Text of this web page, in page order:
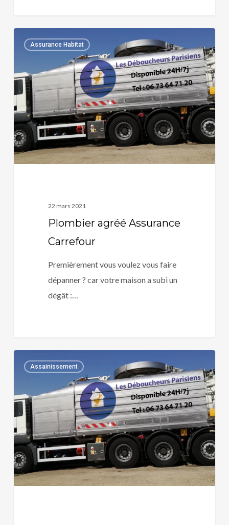
agréé
Carrefour
Assurance Habitat
22 mars 2021
Plombier agréé Assurance
Carrefour
Premièrement vous voulez vous faire
dépanner ? car votre maison a subi un
dégât :…
0
agréé
Assurance
Assainissement
0